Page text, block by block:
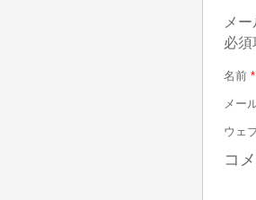
メ
必須
名前 *
メー
ウェ
コ